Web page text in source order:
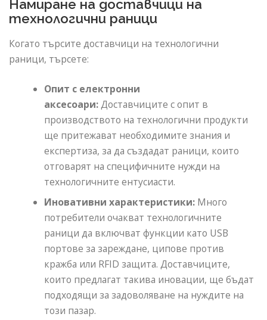
Намиране на доставчици на
технологични раници
Когато търсите доставчици на технологични
раници, търсете:
Опит с електронни
аксесоари:Доставчиците с опит в
производството на технологични продукти
ще притежават необходимите знания и
експертиза, за да създадат раници, които
отговарят на специфичните нужди на
технологичните ентусиасти.
Иновативни характеристики: Много
потребители очакват технологичните
раници да включват функции като USB
портове за зареждане, ципове против
кражба или RFID защита. Доставчиците,
които предлагат такива иновации, ще бъдат
подходящи за задоволяване на нуждите на
този пазар.